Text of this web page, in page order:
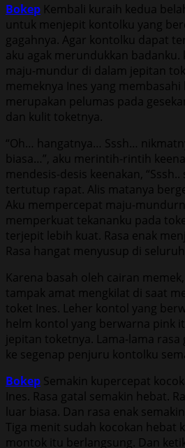
Bokep Kembali kuraih kedua
untuk menjepit kontolku yang
gagahnya. Agar kontolku dapat
aku agak merundukkan badanku.
maju-mundur di dalam jepitan
memeknya Ines yang membasahi
merupakan pelumas pada
dan kulit toketnya.
“Oh… hangatnya… Sssh…
biasa…”, aku merintih-rintih
mendesis-desis keenakan,
tertutup rapat. Alis matanya
Aku mempercepat maju-
memperkuat tekananku pada
terjepit lebih kuat. Rasa enak
Rasa hangat menyusup di
Karena basah oleh cairan
tampak amat mengkilat di saat
toket Ines. Leher kontol yang
helm kontol yang berwarna pink
jepitan toketnya. Lama-lama
ke segenap penjuru kontolku
Bokep Semakin kupercepat
Ines. Rasa gatal semakin hebat.
luar biasa. Dan rasa enak
Tiga menit sudah kocokan hebat
montok itu berlangsung. Dan